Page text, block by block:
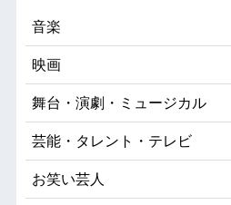
音楽
映画
舞台・演劇・ミュージカル
芸能・タレント・テレビ
お笑い芸人